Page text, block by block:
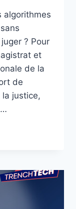
algorithmes
? Pour
et
de la
de
la justice,